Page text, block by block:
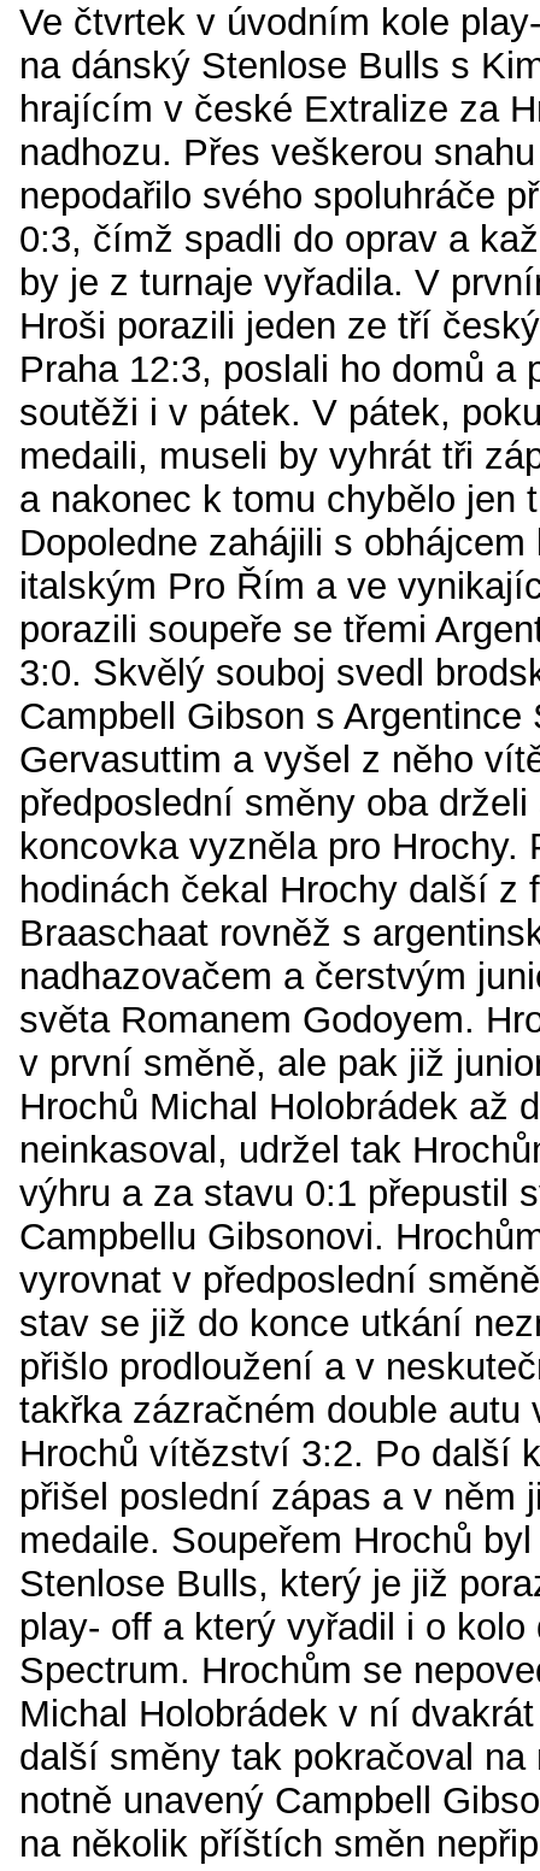
Ve čtvrtek v úvodním kole
na dánský Stenlose Bulls s
hrajícím v české Extralize za
nadhozu. Přes veškerou
nepodařilo svého spoluhráče
0:3, čímž spadli do oprav a
by je z turnaje vyřadila. V
Hroši porazili jeden ze tří
Praha 12:3, poslali ho domů a
soutěži i v pátek. V pátek,
medaili, museli by vyhrát tři
a nakonec k tomu chybělo jen
Dopoledne zahájili s
italským Pro Řím a ve
porazili soupeře se třemi
3:0. Skvělý souboj svedl
Campbell Gibson s Argentince
Gervasuttim a vyšel z něho
předposlední směny oba
koncovka vyzněla pro Hrochy.
hodinách čekal Hrochy další z
Braaschaat rovněž s
nadhazovačem a čerstvým
světa Romanem Godoyem.
v první směně, ale pak již
Hrochů Michal Holobrádek až
neinkasoval, udržel tak
výhru a za stavu 0:1 přepustil
Campbellu Gibsonovi.
vyrovnat v předposlední
stav se již do konce utkání
přišlo prodloužení a v
takřka zázračném double autu
Hrochů vítězství 3:2. Po další
přišel poslední zápas a v něm
medaile. Soupeřem Hrochů
Stenlose Bulls, který je již
play- off a který vyřadil i o
Spectrum. Hrochům se
Michal Holobrádek v ní
další směny tak pokračoval na
notně unavený Campbell
na několik příštích směn